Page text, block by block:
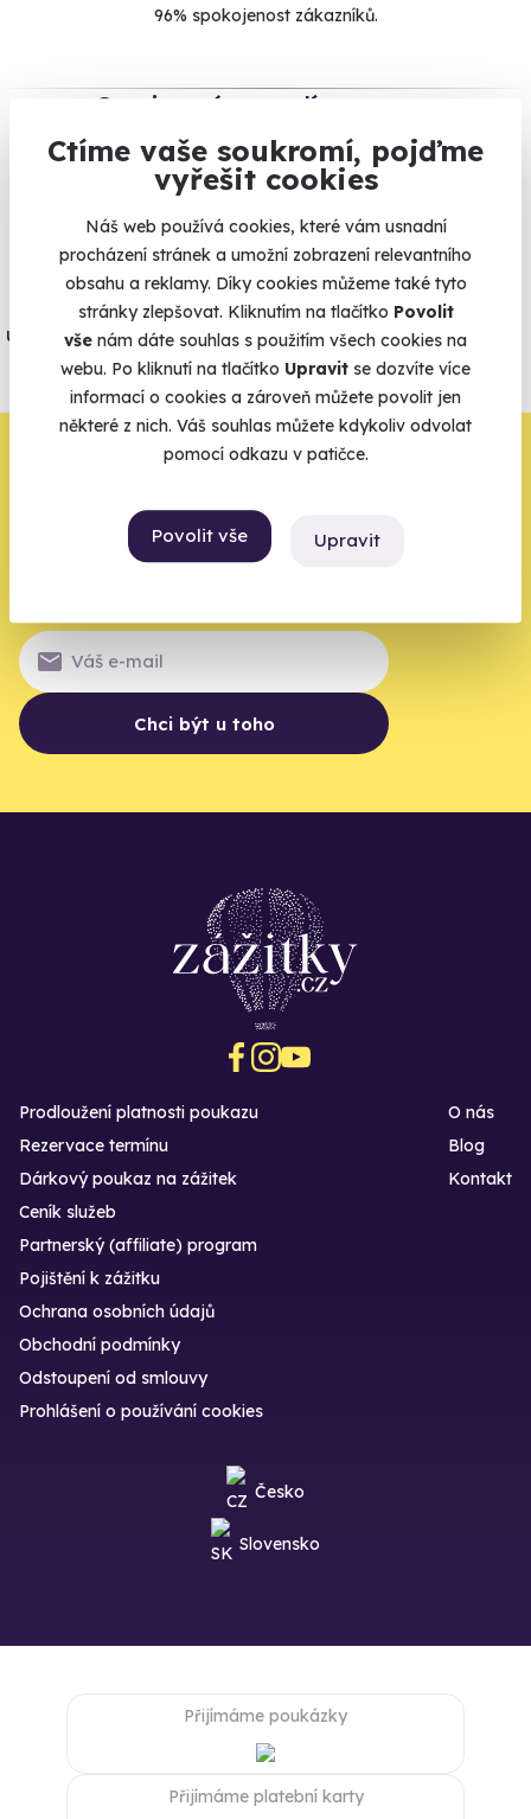
Ctíme vaše soukromí, pojďme
vyřešit cookies
Náš web používá cookies, které vám usnadní
procházení stránek a umožní zobrazení relevantního
obsahu a reklamy. Díky cookies můžeme také tyto
stránky zlepšovat. Kliknutím na tlačítko Povolit
vše nám dáte souhlas s použitím všech cookies na
webu. Po kliknutí na tlačítko Upravit se dozvíte více
informací o cookies a zároveň můžete povolit jen
některé z nich. Váš souhlas můžete kdykoliv odvolat
pomocí odkazu v patičce.
Povolit vše Upravit
96% spokojenost zákazníků.
Co si o nás myslí
Zobraz ohlasy
Vše umíme pojistit
Jeden nikdy neví. Máme nejvyšší
úrazové pojištění z nabídky zážitkových
agentur.
Vše o pojištění
Zbývá jeden krok,
zbytek zařídíme my
Váš e-mail je vstupenka do světa, kde se žije naplno. Pojďte
Chci být u toho
Prodloužení platnosti poukazu
Rezervace termínu
Dárkový poukaz na zážitek
O nás
Blog
Kontakt
Ceník služeb
Partnerský (affiliate) program
Pojištění k zážitku
Ochrana osobních údajů
Obchodní podmínky
Odstoupení od smlouvy
Prohlášení o používání cookies
Česko
Slovensko
Přijímáme poukázky
Přijímáme platební karty